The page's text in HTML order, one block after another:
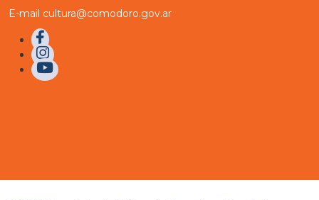
E-mail cultura@comodoro.gov.ar